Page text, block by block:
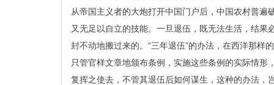
从帝国主义者的大炮打开中国门户后，中国农村普
又无足以自立的技能。一旦退伍，既无法生活，结
封不动地搬过来的。“三年退伍”的办法，在西洋那样
只管官样文章地颁布条例，实施这些条例的实际情
复挥之使去，不管其退伍后如何谋生，这种的办法